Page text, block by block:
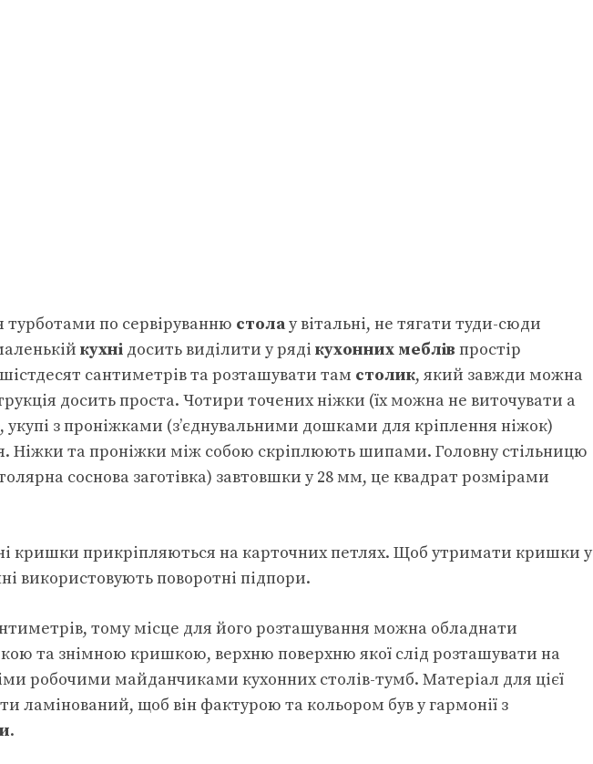
по сервіруванню столау вітальні, не тягати туди-сюди
кухні досить виділити у ряді кухонних меблів простір
сантиметрів та розташувати там столик, який завжди можна
досить проста. Чотири точених ніжки (їх можна не виточувати а
з проніжками (з’єднувальними дошками для кріплення ніжок)
Ніжки та проніжки між собою скріплюють шипами. Головну стільницю
соснова заготівка) завтовшки у 28 мм, це квадрат розмірами
кришки прикріпляються на карточних петлях. Щоб утримати кришки у
використовують поворотні підпори.
тому місце для його розташування можна обладнати
та знімною кришкою, верхню поверхню якої слід розташувати на
робочими майданчиками кухонних столів-тумб. Матеріал для цієї
ламінований, щоб він фактурою та кольором був у гармонії з
.